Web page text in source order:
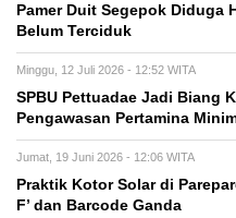
Pamer Duit Segepok Diduga
Belum Terciduk
Minggu, 12 Juli 2026 - 12:52 WITA
SPBU Pettuadae Jadi Biang
Pengawasan Pertamina
Jumat, 19 Juni 2026 - 12:06 WITA
Praktik Kotor Solar di
F’ dan Barcode Ganda